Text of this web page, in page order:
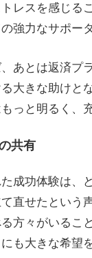
レスを感じる
強力なサポー
あとは返済プ
大きな助けと
っと明るく、
共有
成功体験は、
直せたという
方々がいるこ
も大きな希望